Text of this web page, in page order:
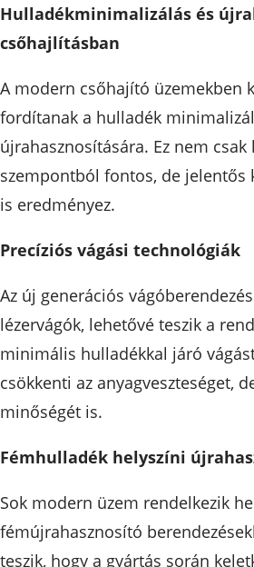
Hulladékminimalizálás és
csőhajlításban
A modern csőhajító üzemekben
fordítanak a hulladék
újrahasznosítására. Ez nem
szempontból fontos, de jelentős
is eredményez.
Precíziós vágási technológiák
Az új generációs
lézervágók, lehetővé teszik a
minimális hulladékkal járó
csökkenti az anyagveszteséget,
minőségét is.
Fémhulladék helyszíni
Sok modern üzem rendelkezik
fémújrahasznosító
teszik, hogy a gyártás során